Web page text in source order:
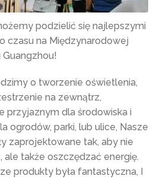
podzielić się najlepszymi
czasu na Międzynarodowej
o tworzenie oświetlenia,
na zewnątrz,
przyjaznym dla środowiska i
ogrodów, parki, lub ulice, Nasze
zaprojektowane tak, aby nie
ale także oszczędzać energię.
produkty była fantastyczna, I